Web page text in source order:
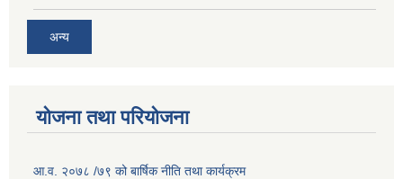
अन्य
योजना तथा परियोजना
आ.व. २०७८ /७९ को बार्षिक नीति तथा कार्यक्रम